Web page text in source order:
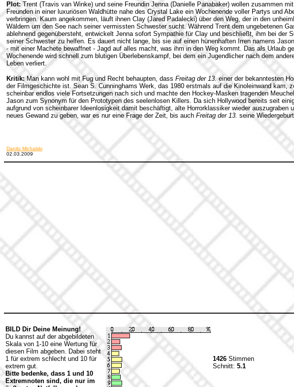
Plot: Trent (Travis van Winke) und seine Freundin Jenna (Danielle Panabaker) wollen zusammen
Freunden in einer luxuriösen Waldhütte nahe des Crystal Lake ein Wochenende voller Partys und
verbringen. Kaum angekommen, läuft ihnen Clay (Jared Padalecki) über den Weg, der in den
Wäldern um den See nach seiner vermissten Schwester sucht. Während Trent dem ungebetenen
ablehnend gegenübersteht, entwickelt Jenna sofort Sympathie für Clay und beschließt, ihm bei der
seiner Schwester zu helfen. Es dauert nicht lange, bis sie auf einen hünenhaften Irren namens
- mit einer Machete bewaffnet - Jagd auf alles macht, was ihm in den Weg kommt. Das als Urlaub
Wochenende wird schnell zum blutigen Überlebenskampf, bei dem ein Jugendlicher nach dem
Leben verliert.
Kritik: Man kann wohl mit Fug und Recht behaupten, dass Freitag der 13. einer der bekanntesten
der Filmgeschichte ist. Sean S. Cunninghams Werk, das 1980 erstmals auf die Kinoleinwand kam,
scheinbar endlos viele Fortsetzungen nach sich und machte den Hockey-Masken tragenden
Jason zum Synonym für den Prototypen des seelenlosen Killers. Da sich Hollywood bereits seit
aufgrund von scheinbarer Ideenlosigkeit damit beschäftigt, alte Horrorklassiker wieder auszugraben
neues Gewand zu geben, war es nur eine Frage der Zeit, bis auch Freitag der 13. seine
Danilo Michalski
02.03.2009
BILD Dir Deine Meinung!
Du kannst auf der abgebildeten
Skala von 1-10 eine Wertung für
diesen Film abgeben. Dabei steht
1 für extrem schlecht und 10 für
extrem gut.
Bitte bedenke, dass 1 und 10
Extremnoten sind, die nur im
1426 Stimmen
Schnitt: 5.1